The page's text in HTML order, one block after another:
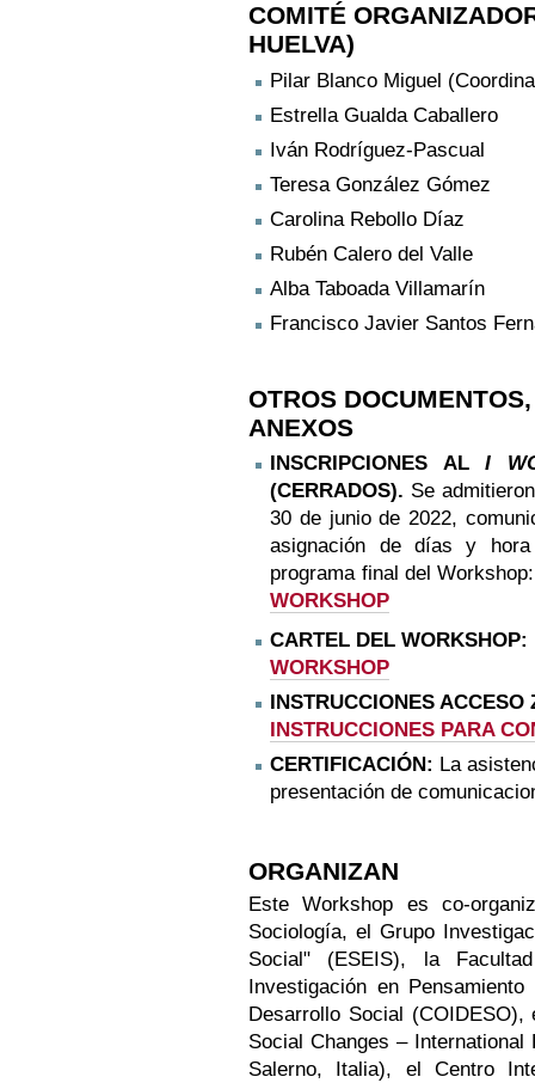
COMITÉ
HUELVA)
Pilar Blanco Miguel
Estrella Gualda Caballero
Iván Rodríguez-Pascual
Teresa González Gómez
Carolina Rebollo Díaz
Rubén Calero del Valle
Alba Taboada Villamarín
Francisco Javier Santos
OTROS
ANEXOS
INSCRIPCIONES ALI
(CERRADOS). Se
30 de junio de 2022,
asignación de días y
programa final del
WORKSHOP
CARTEL DEL
WORKSHOP
INSTRUCCIONES
INSTRUCCIONES PARA
CERTIFICACIÓN: La
presentación de
ORGANIZAN
Este Workshop es co-
Sociología, el Grupo
Social" (ESEIS), la
Investigación en
Desarrollo Social
Social Changes –
Salerno, Italia), el Centro